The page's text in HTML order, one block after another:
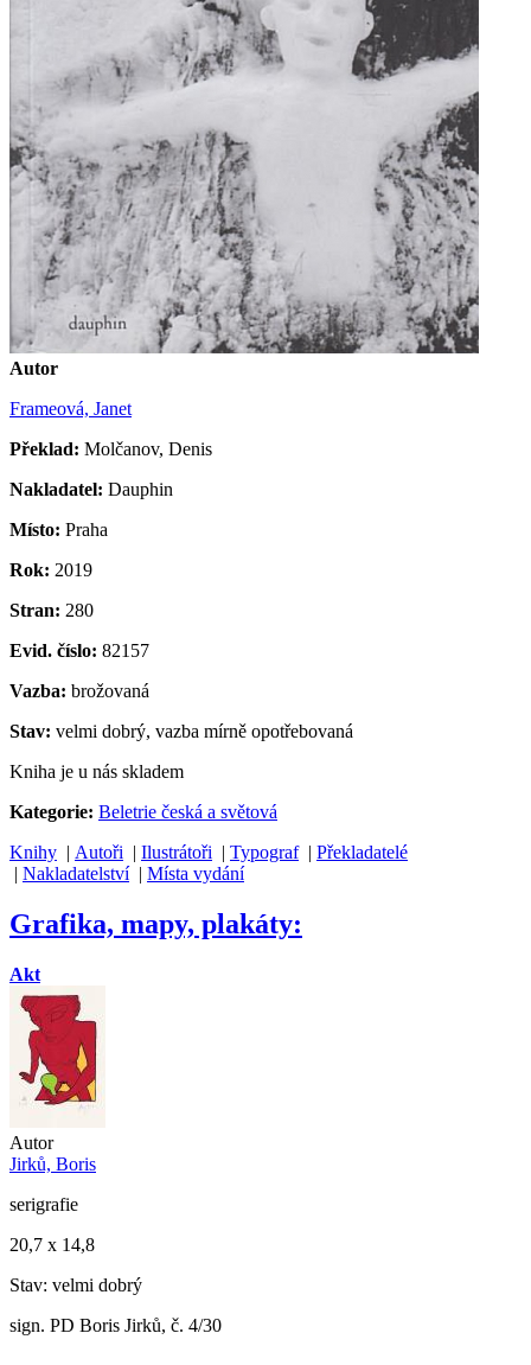
Autor
Frameová, Janet
Překlad: Molčanov, Denis
Nakladatel: Dauphin
Místo: Praha
Rok: 2019
Stran: 280
Evid. číslo: 82157
Vazba: brožovaná
Stav: velmi dobrý, vazba mírně opotřebovaná
Kniha je u nás skladem
Kategorie: Beletrie česká a světová
Knihy | Autoři | Ilustrátoři | Typograf| Překladatelé
| Nakladatelství| Místa vydání
Grafika, mapy, plakáty:
Akt
Autor
Jirků, Boris
serigrafie
20,7 x 14,8
Stav: velmi dobrý
sign. PD Boris Jirků, č. 4/30